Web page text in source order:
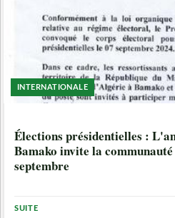
INTERNATIONALE
Élections présidentielles :
Bamako invite la
septembre
SUITE